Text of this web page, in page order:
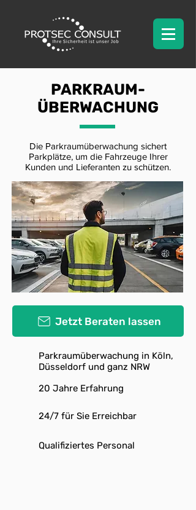
PARKRAUM-
ÜBERWACHUNG
Die Parkraumüberwachung sichert
Parkplätze, um die Fahrzeuge Ihrer
Kunden und Lieferanten zu schützen.
Jetzt Beraten lassen
Parkraumüberwachung in Köln,
Düsseldorf und ganz NRW
20 Jahre Erfahrung
24/7 für Sie Erreichbar
Qualifiziertes Personal